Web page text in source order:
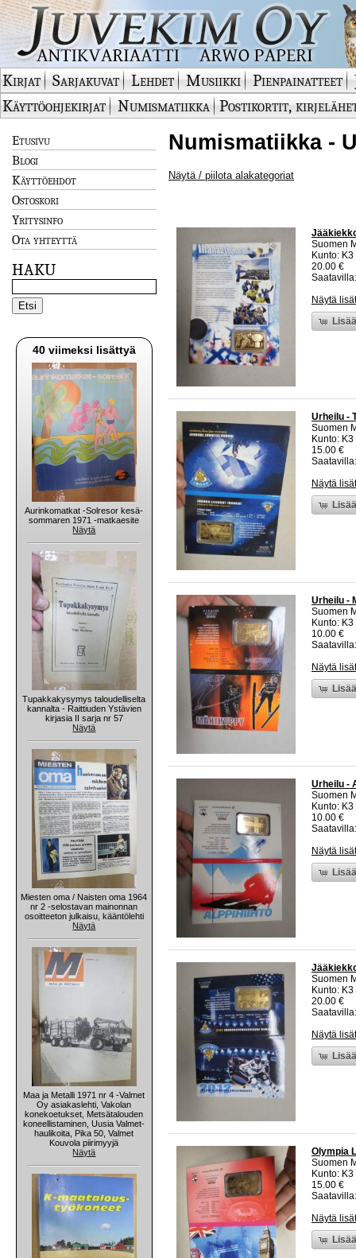
Kirjat Sarjakuvat Lehdet Musiikki Pienpainatteet
Käyttöohjekirjat
Numismatiikka Postikortit,
Etusivu
Blogi
Käyttöehdot
Ostoskori
Yritysinfo
Ota yhteyttä
HAKU
40 viimeksi lisättyä
Aurinkomatkat -Solresor kesä-
sommaren 1971 -matkaesite
Näytä
Tupakkakysymys taloudelliselta
kannalta - Raittiuden Ystävien
kirjasia II sarja nr 57
Näytä
Miesten oma / Naisten oma 1964
nr 2 -selostavan mainonnan
osoitteeton julkaisu, kääntölehti
Näytä
Maa ja Metalli 1971 nr 4 -Valmet
Oy asiakaslehti, Vakolan
konekoetukset, Metsätalouden
koneellistaminen, Uusia Valmet-
haulikoita, Pika 50, Valmet
Kouvola piirimyyjä
Näytä
Numismatiikka -
Näytä / piilota alakategoriat
Suomen
Kunto:
20.00 €
Näytä
Urheilu -
Suomen
Kunto:
15.00 €
Näytä
Urheilu -
Suomen
Kunto:
10.00 €
Näytä
Urheilu -
Suomen
Kunto:
10.00 €
Näytä
Suomen
Kunto:
20.00 €
Näytä
Olympia
Suomen
Kunto:
15.00 €
Näytä